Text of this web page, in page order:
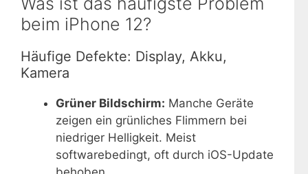
beim iPhone 12?
Häufige Defekte: Display, Akku,
Kamera
Grüner Bildschirm: Manche Geräte
zeigen ein grünliches Flimmern bei
niedriger Helligkeit. Meist
softwarebedingt, oft durch iOS-Update